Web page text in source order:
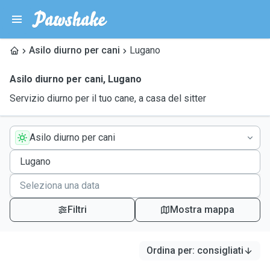
Asilo diurno per cani Lugano
Asilo diurno per cani, Lugano
Servizio diurno per il tuo cane, a casa del sitter
Asilo diurno per cani
Filtri Mostra mappa
Ordina per: consigliati